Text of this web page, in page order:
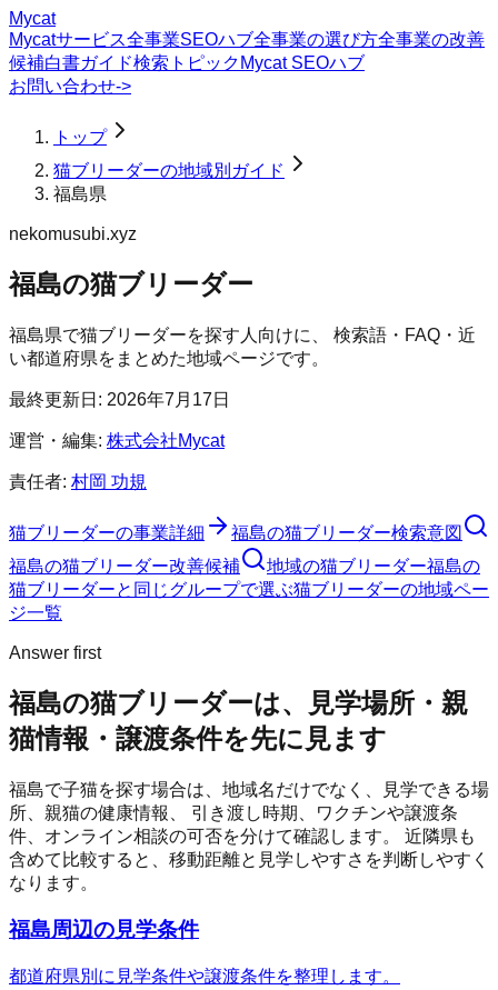
Mycat
Mycatサービス全事業SEOハブ全事業の選び方全事業の改善
候補白書ガイド検索トピック Mycat SEOハブ
お問い合わせ->
トップ
猫ブリーダーの地域別ガイド
福島県
nekomusubi.xyz
福島の猫ブリーダー
福島県で猫ブリーダーを探す人向けに、 検索語・FAQ・近
い都道府県をまとめた地域ページです。
最終更新日: 2026年7月17日
運営・編集: 株式会社Mycat
責任者: 村岡 功規
猫ブリーダーの事業詳細
福島の猫ブリーダー検索意図
福島の猫ブリーダー改善候補
地域の猫ブリーダー福島の
猫ブリーダーと同じグループで選ぶ猫ブリーダーの地域ペー
ジ一覧
Answer first
福島の猫ブリーダーは、見学場所・親
猫情報・譲渡条件を先に見ます
福島で子猫を探す場合は、地域名だけでなく、見学できる場
所、親猫の健康情報、 引き渡し時期、ワクチンや譲渡条
件、オンライン相談の可否を分けて確認します。 近隣県も
含めて比較すると、移動距離と見学しやすさを判断しやすく
なります。
福島周辺の見学条件
都道府県別に見学条件や譲渡条件を整理します。